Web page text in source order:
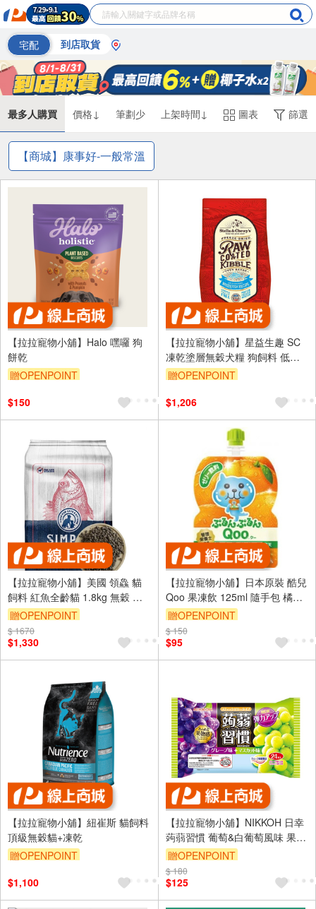
宅配 到店取貨
最多人購買 價格↓ 筆劃少 上架時間↓ 圖表 篩選
【商城】康事好-一般常溫
【拉拉寵物小舖】Halo 嘿囉 狗
餅乾
贈OPENPOINT
（運費不算在 2000 元的範圍
內）
$150
【拉拉寵物小舖】星益生趣 SC
凍乾塗層無穀犬糧 狗飼料 低溫
烘焙 65％肉類成分 35％有機蔬
贈OPENPOINT
（運費不算在 2000 元的範圍
內）
$1,206
【拉拉寵物小舖】美國 領鱻 貓
飼料 紅魚全齡貓 1.8kg 無穀 低
敏感 野生精選 天然糧 高肉量 貓
糧
贈OPENPOINT
訂單滿 2000 元折抵 100元
（運費不算在 2000 元的範圍
內）
$ 1670
$1,330
【拉拉寵物小舖】日本原裝 酷兒
Qoo 果凍飲 125ml 隨手包 橘子
風味 凍飲品 飲料
贈OPENPOINT
訂單滿 2000 元折抵 100元
（運費不算在 2000 元的範圍
內）
$ 150
$95
【拉拉寵物小舖】紐崔斯 貓飼料
頂級無穀貓+凍乾
贈OPENPOINT
（運費不算在 2000 元的範圍
內）
$1,100
【拉拉寵物小舖】NIKKOH 日幸
蒟蒻習慣 葡萄&白葡萄風味 果凍
條 24入/袋裝 風味絕佳 日本原裝
贈OPENPOINT
訂單滿 2000 元折抵 100元
（運費不算在 2000 元的範圍
內）
$ 180
$125